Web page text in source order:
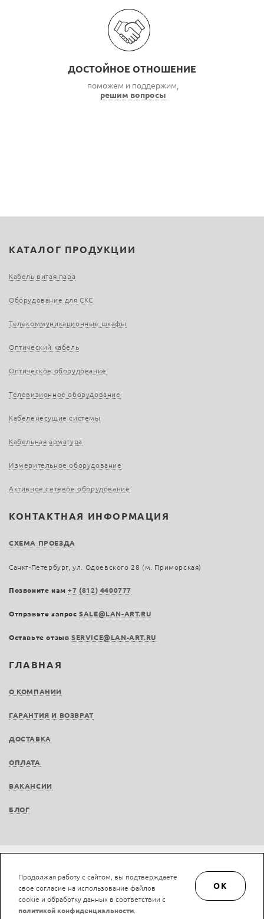
ДОСТОЙНОЕ ОТНОШЕНИЕ
поможем и поддержим,
решим вопросы
ГЛАВНАЯ
О КОМПАНИИ
ГАРАНТИЯ И ВОЗВРАТ
ДОСТАВКА
ОПЛАТА
ВАКАНСИИ
БЛОГ
КАТАЛОГ ПРОДУКЦИИ
Кабель витая пара
Оборудование для СКС
Телекоммуникационные шкафы
Оптический кабель
Оптическое оборудование
Телевизионное оборудование
Кабеленесущие системы
Кабельная арматура
Измерительное оборудование
Активное сетевое оборудование
КОНТАКТНАЯ ИНФОРМАЦИЯ
СХЕМА ПРОЕЗДА
Санкт-Петербург, ул. Одоевского 28 (м. Приморская)
Позвоните нам+7 (812) 4400777
Отправьте запросSALE@LAN-ART.RU
Оставьте отзыв SERVICE@LAN-ART.RU
Положение об обработке и защите персональных данных.
Продолжая работу с сайтом, вы подтверждаете
свое согласие на использование файлов
cookie и обработку данных в соответствии с
политикой конфиденциальности
OK